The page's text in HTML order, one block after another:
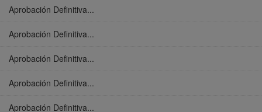
Aprobación Definitiva...
Aprobación Definitiva...
Aprobación Definitiva...
Aprobación Definitiva...
Aprobación Definitiva...